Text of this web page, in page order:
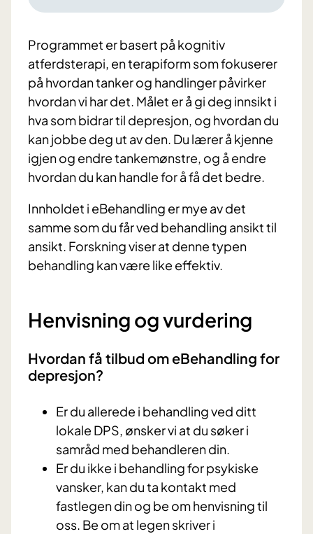
Programmet er basert på kognitiv
atferdsterapi, en terapiform som fokuserer
på hvordan tanker og handlinger påvirker
hvordan vi har det. Målet er å gi deg innsikt i
hva som bidrar til depresjon, og hvordan du
kan jobbe deg ut av den. Du lærer å kjenne
igjen og endre tankemønstre, og å endre
hvordan du kan handle for å få det bedre.
Innholdet i eBehandling er mye av det
samme som du får ved behandling ansikt til
ansikt. Forskning viser at denne typen
behandling kan være like effektiv.
Henvisning og vurdering
Hvordan få tilbud om eBehandling for
depresjon?
Er du allerede i behandling ved ditt
lokale DPS, ønsker vi at du søker i
samråd med behandleren din.
Er du ikke i behandling for psykiske
vansker, kan du ta kontakt med
fastlegen din og be om henvisning til
oss. Be om at legen skriver i